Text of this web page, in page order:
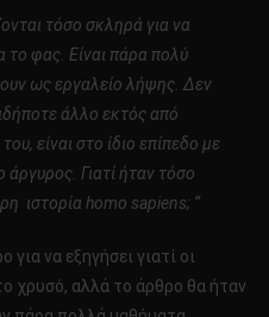
τόσο σκληρά για να
το φας. Είναι πάρα πολύ
ως εργαλείο λήψης. Δεν
άλλο εκτός από
είναι στο ίδιο επίπεδο με
άργυρος. Γιατί ήταν τόσο
ιστορία homo sapiens; “
να εξηγήσει γιατί οι
χρυσό, αλλά το άρθρο θα ήταν